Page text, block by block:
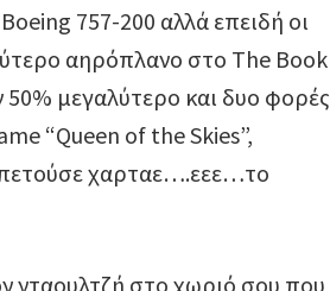
757-200 αλλά επειδή οι
αηρόπλανο στο The Book
μεγαλύτερο και δυο φορές
“Queen of the Skies”,
χαρταε….εεε…το
νταουλτζή στο χωριό σου που